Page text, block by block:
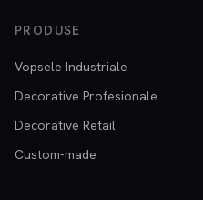
PRODUSE
Vopsele Industriale
Decorative Profesionale
Decorative Retail
Custom-made